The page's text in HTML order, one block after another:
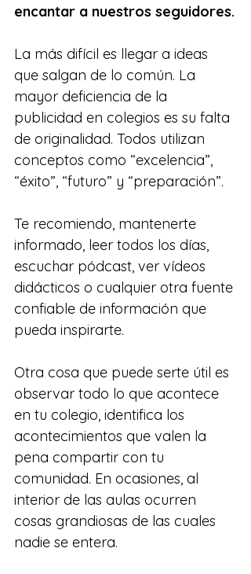
encantar a nuestros seguidores.
La más difícil es llegar a ideas
que salgan de lo común. La
mayor deficiencia de la
publicidad en colegios es su falta
de originalidad. Todos utilizan
conceptos como “excelencia”,
“éxito”, “futuro” y “preparación”.
Te recomiendo, mantenerte
informado, leer todos los días,
escuchar pódcast, ver vídeos
didácticos o cualquier otra fuente
confiable de información que
pueda inspirarte.
Otra cosa que puede serte útil es
observar todo lo que acontece
en tu colegio, identifica los
acontecimientos que valen la
pena compartir con tu
comunidad. En ocasiones, al
interior de las aulas ocurren
cosas grandiosas de las cuales
nadie se entera.